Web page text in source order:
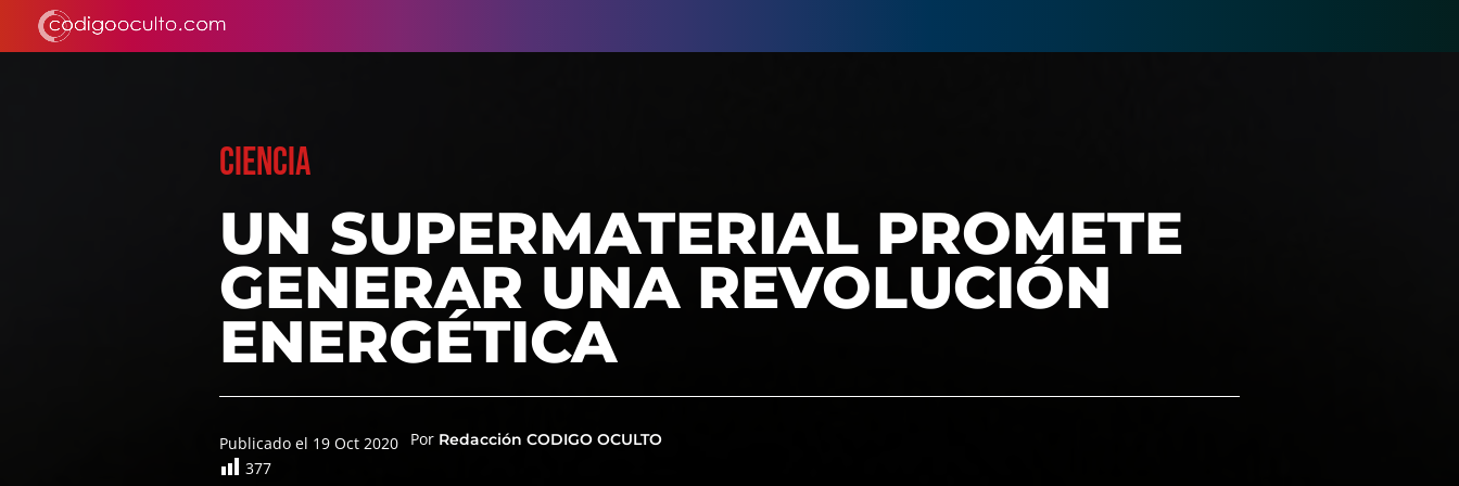
CIENCIA
UN SUPERMATERIAL PROMETE
GENERAR UNA REVOLUCIÓN
ENERGÉTICA
Publicado el 19 Oct 2020 Por Redacción CODIGO OCULTO
377